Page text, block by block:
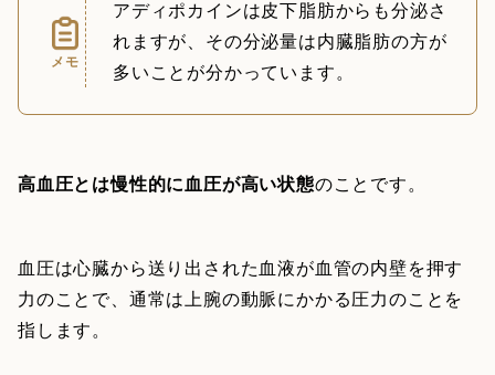
メモ
アディポカインは皮下脂肪からも分泌さ
れますが、その分泌量は内臓脂肪の方が
多いことが分かっています。
高血圧とは慢性的に血圧が高い状態のことです。
血圧は心臓から送り出された血液が血管の内壁を押す
力のことで、通常は上腕の動脈にかかる圧力のことを
指します。